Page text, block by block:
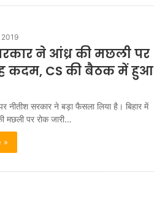
ने आंध्र की मछली पर
कदम, CS की बैठक में हुआ
नीतीश सरकार ने बड़ा फैसला लिया है। बिहार में
मछली पर रोक जारी…
»